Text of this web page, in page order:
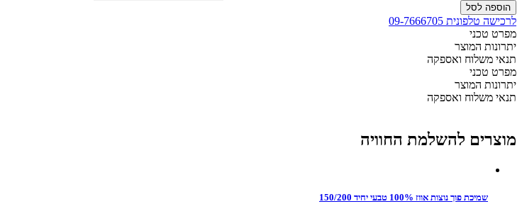
הוספה לסל
לרכישה טלפונית 09-7666705
מפרט טכני
יתרונות המוצר
תנאי משלוח ואספקה
מפרט טכני
יתרונות המוצר
תנאי משלוח ואספקה
מוצרים להשלמת החוויה
שמיכת פוך נוצות אווז 100% טבעי יחיד 150/200